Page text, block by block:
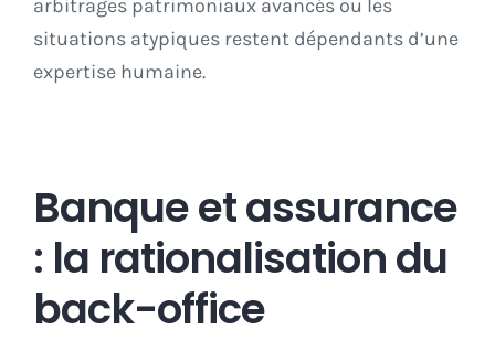
arbitrages patrimoniaux avancés ou les
situations atypiques restent dépendants d’une
expertise humaine.
Banque et assurance
: la rationalisation du
back-office